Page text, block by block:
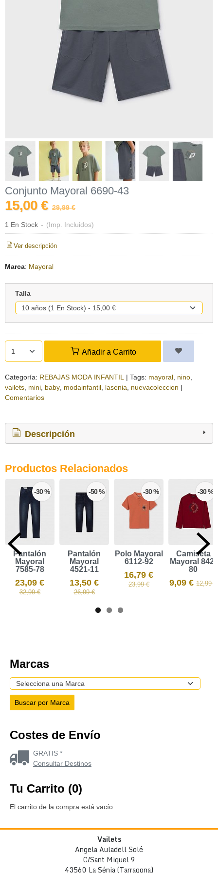
Conjunto Mayoral 6690-43
15,00 € 29,99 €
1 En Stock - (Imp. Incluidos)
Ver descripción
Marca: Mayoral
Talla
Añadir a Carrito
Categoría: REBAJAS MODA INFANTIL | Tags: mayoral nino
vailets mini baby modainfantil lasenia nuevacoleccion |
Comentarios
Descripción
Productos Relacionados
-30 %
Pantalón
Mayoral
7585-78
23,09 €
32,99 €
-50 %
Pantalón
Mayoral
4521-11
13,50 €
26,99 €
-30 %
Polo Mayoral
6112-92
16,79 €
23,99 €
-30 %
Camiseta
Mayoral 842-
80
9,09 € 12,99 €
Marcas
Costes de Envío
GRATIS *
Consultar Destinos
Tu Carrito (0)
El carrito de la compra está vacío
Vailets
Angela Auladell Solé
C/Sant Miquel 9
43560 La Sénia (Tarragona)